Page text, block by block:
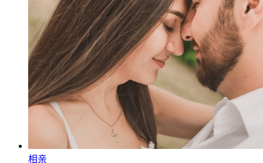
相亲